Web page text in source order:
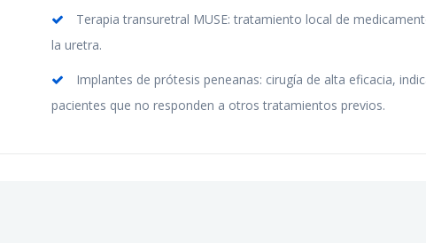
Terapia transuretral MUSE: tratamiento local de
la uretra.
Implantes de prótesis peneanas: cirugía de alta eficacia,
pacientes que no responden a otros tratamientos previos.